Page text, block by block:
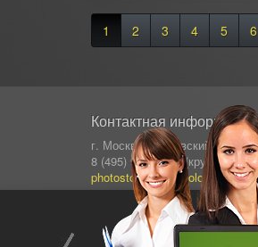
1 2 3 4 5 6
Контактная информация
г. Москва, Сущевский Вал 64
8 (495) 995-82-95 (кругл.)
photostock@ergosolo.ru